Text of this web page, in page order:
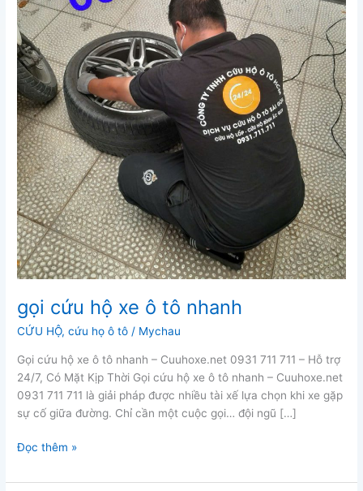
gọi cứu hộ xe ô tô nhanh
CỨU HỘ,cứu họ ô tô / Mychau
Gọi cứu hộ xe ô tô nhanh – Cuuhoxe.net 0931 711 711 – Hỗ trợ
24/7, Có Mặt Kịp Thời Gọi cứu hộ xe ô tô nhanh – Cuuhoxe.net
0931 711 711 là giải pháp được nhiều tài xế lựa chọn khi xe gặp
sự cố giữa đường. Chỉ cần một cuộc gọi… đội ngũ […]
gọi
hộ
Đọc thêm »